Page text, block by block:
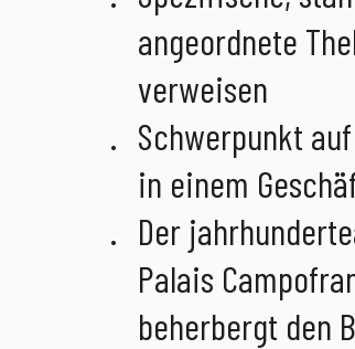
angeordnete
verweisen
Schwerpunkt
in einem
Der
Palais
beherbergt den